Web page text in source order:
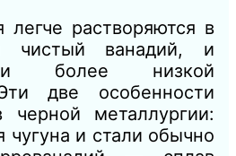
легче растворяются в
чистый ванадий, и
более низкой
две особенности
черной металлургии:
чугуна и стали обычно